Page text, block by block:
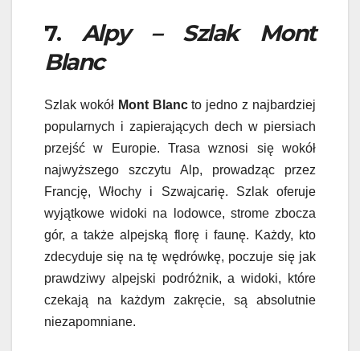
7. Alpy – Szlak Mont
Blanc
Szlak wokół Mont Blancto jedno z najbardziej
popularnych i zapierających dech w piersiach
przejść w Europie. Trasa wznosi się wokół
najwyższego szczytu Alp, prowadząc przez
Francję, Włochy i Szwajcarię. Szlak oferuje
wyjątkowe widoki na lodowce, strome zbocza
gór, a także alpejską florę i faunę. Każdy, kto
zdecyduje się na tę wędrówkę, poczuje się jak
prawdziwy alpejski podróżnik, a widoki, które
czekają na każdym zakręcie, są absolutnie
niezapomniane.